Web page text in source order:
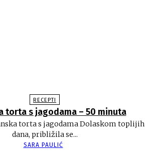
RECEPTI
torta s jagodama – 50 minuta
torta s jagodama Dolaskom toplijih
dana, približila se...
SARA PAULIĆ